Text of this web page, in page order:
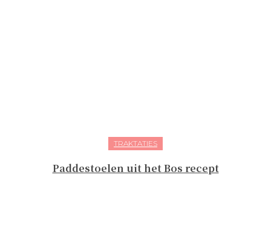
TRAKTATIES
Paddestoelen uit het Bos recept